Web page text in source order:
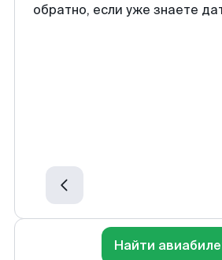
обратно, если уже знаете
Найти